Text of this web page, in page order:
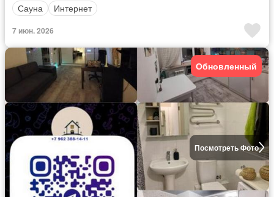
Сауна
Интернет
7 июн. 2026
Посмотреть Фото
Обновленный